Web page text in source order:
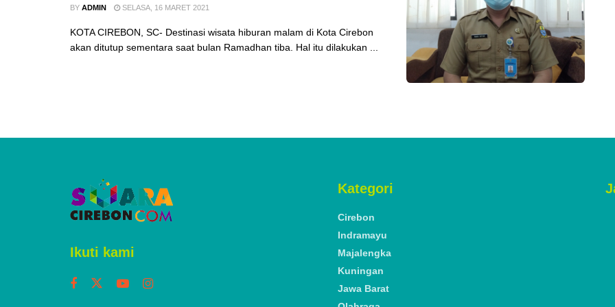
BY ADMIN SELASA, 16 MARET 2021
KOTA CIREBON, SC- Destinasi wisata hiburan malam di Kota Cirebon
akan ditutup sementara saat bulan Ramadhan tiba. Hal itu dilakukan ...
Ikuti kami
Kategori
Cirebon
Indramayu
Majalengka
Kuningan
Jawa Barat